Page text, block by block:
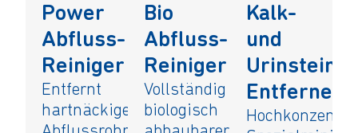
Power
Abfluss-
Reiniger
Entfernt
hartnäckige
Bio
Abfluss-
Reiniger
Vollständig
biologisch
Kalk-
und
Urinstein-
Entferner